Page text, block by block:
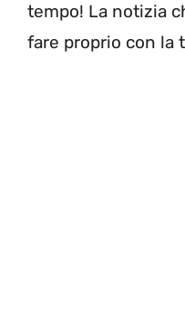
tempo! La notizia
fare proprio con la